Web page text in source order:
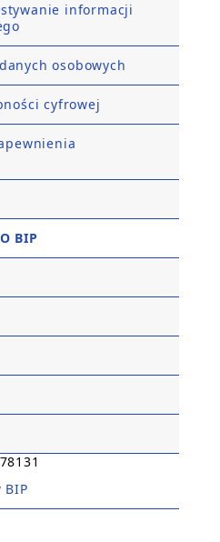
informacji
osobowych
cyfrowej
BIP
BIP